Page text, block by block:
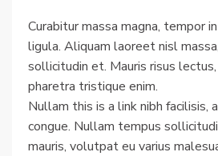
Curabitur massa magna, tempor
ligula. Aliquam laoreet nisl
sollicitudin et. Mauris risus
pharetra tristique enim.
Nullam this is a link nibh facilisis,
congue. Nullam tempus
mauris, volutpat eu varius